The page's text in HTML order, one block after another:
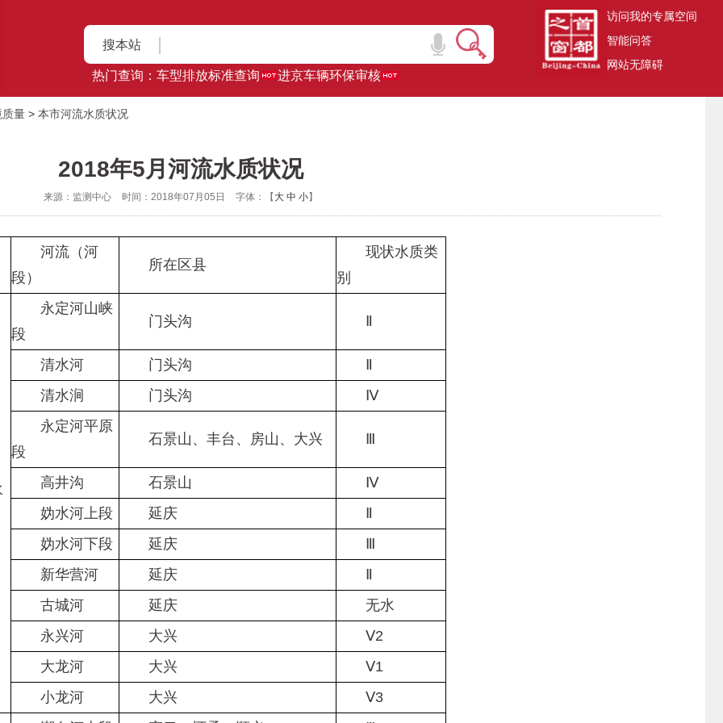
搜本站
热门查询： 车型排放标准查询 进京车辆环保审核
访问我的专属空间
智能问答
网站无障碍
质量 > 本市河流水质状况
2018年5月河流水质状况
来源：监测中心 时间：2018年07月05日 字体：【 大 中 小】
河流（河
段）
所在区县
现状水质类
别
永定河山峡
段
门头沟
清水河 门头沟
清水涧
门头沟
Ⅳ
永定河平原
段
石景山、丰台、房山、大兴
高井沟 石景山
Ⅳ
妫水河上段
延庆
妫水河下段
延庆
新华营河
延庆
古城河
延庆
无水
永兴河
大兴
Ⅴ2
大龙河
大兴
Ⅴ1
小龙河
大兴 Ⅴ3